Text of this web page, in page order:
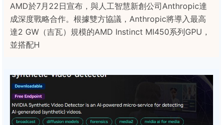
AMD於7月22日宣布，與人工智慧新創公司Anthropic達
成深度戰略合作。根據雙方協議，Anthropic將導入最高
達2 GW（吉瓦）規模的AMD Instinct MI450系列GPU，
並搭配H